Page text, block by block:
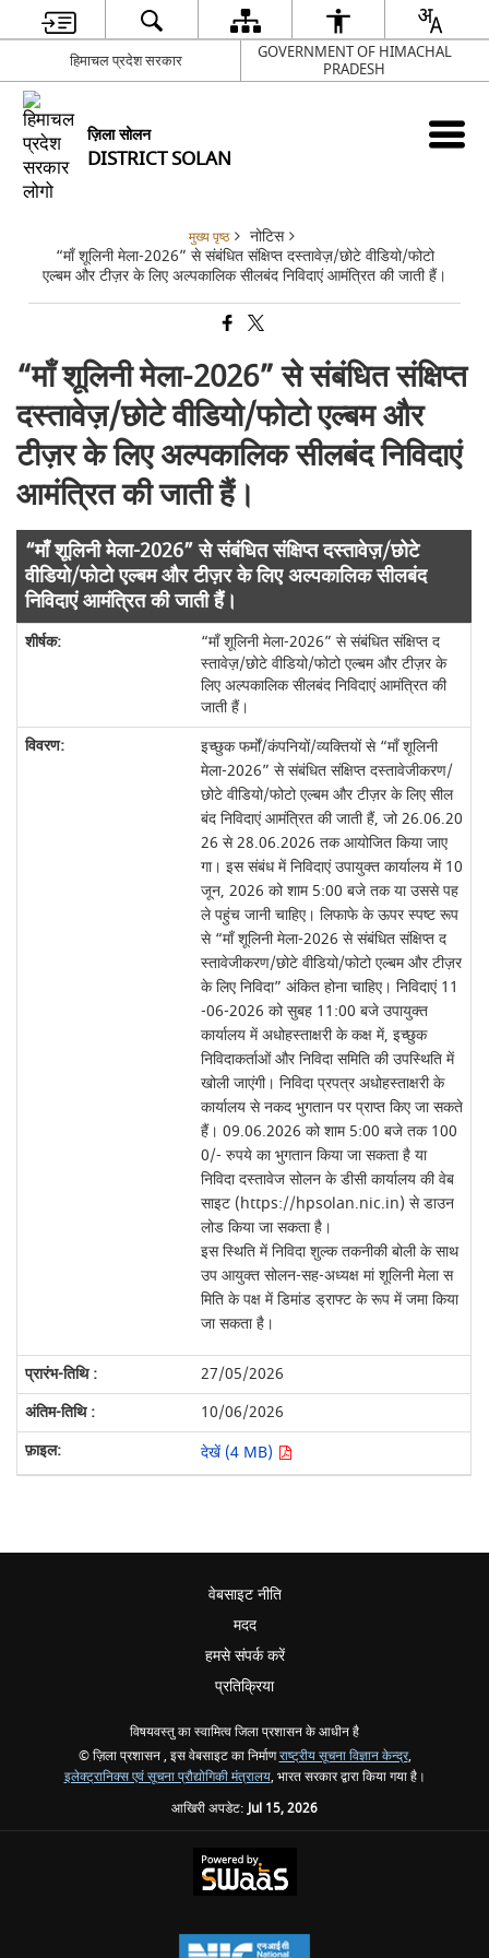
हिमाचल प्रदेश सरकार
GOVERNMENT OF HIMACHAL
PRADESH
ज़िला सोलन
DISTRICT SOLAN
मुख्य पृष्ठ
नोटिस
“माँ शूलिनी मेला-2026” से संबंधित संक्षिप्त दस्तावेज़/छोटे वीडियो/फोटो
एल्बम और टीज़र के लिए अल्पकालिक सीलबंद निविदाएं आमंत्रित की जाती हैं।
“माँ शूलिनी मेला-2026” से संबंधित संक्षिप्त
दस्तावेज़/छोटे वीडियो/फोटो एल्बम और
टीज़र के लिए अल्पकालिक सीलबंद निविदाएं
आमंत्रित की जाती हैं।
“माँ शूलिनी मेला-2026” से संबंधित संक्षिप्त दस्तावेज़/छोटे
वीडियो/फोटो एल्बम और टीज़र के लिए अल्पकालिक सीलबंद
निविदाएं आमंत्रित की जाती हैं।
“माँ शूलिनी मेला-2026” से संबंधित संक्षिप्त द
स्तावेज़/छोटे वीडियो/फोटो एल्बम और टीज़र के
लिए अल्पकालिक सीलबंद निविदाएं आमंत्रित की
जाती हैं।
इच्छुक फर्मों/कंपनियों/व्यक्तियों से “माँ शूलिनी
मेला-2026” से संबंधित संक्षिप्त दस्तावेजीकरण/
छोटे वीडियो/फोटो एल्बम और टीज़र के लिए सील
बंद निविदाएं आमंत्रित की जाती हैं, जो 26.06.20
26 से 28.06.2026 तक आयोजित किया जाए
गा। इस संबंध में निविदाएं उपायुक्त कार्यालय में 10
जून, 2026 को शाम 5:00 बजे तक या उससे पह
ले पहुंच जानी चाहिए। लिफाफे के ऊपर स्पष्ट रूप
से “माँ शूलिनी मेला-2026 से संबंधित संक्षिप्त द
स्तावेजीकरण/छोटे वीडियो/फोटो एल्बम और टीज़र
के लिए निविदा” अंकित होना चाहिए। निविदाएं 11
-06-2026 को सुबह 11:00 बजे उपायुक्त
कार्यालय में अधोहस्ताक्षरी के कक्ष में, इच्छुक
निविदाकर्ताओं और निविदा समिति की उपस्थिति में
खोली जाएंगी। निविदा प्रपत्र अधोहस्ताक्षरी के
कार्यालय से नकद भुगतान पर प्राप्त किए जा सकते
हैं। 09.06.2026 को शाम 5:00 बजे तक 100
0/- रुपये का भुगतान किया जा सकता है या
निविदा दस्तावेज सोलन के डीसी कार्यालय की वेब
साइट (https://hpsolan.nic.in) से डाउन
लोड किया जा सकता है।
इस स्थिति में निविदा शुल्क तकनीकी बोली के साथ
उप आयुक्त सोलन-सह-अध्यक्ष मां शूलिनी मेला स
मिति के पक्ष में डिमांड ड्राफ्ट के रूप में जमा किया
जा सकता है।
27/05/2026
10/06/2026
देखें (4 MB)
वेबसाइट नीति
मदद
हमसे संपर्क करें
प्रतिक्रिया
विषयवस्तु का स्वामित्व जिला प्रशासन के आधीन है
© ज़िला प्रशासन , इस वेबसाइट का निर्माणराष्ट्रीय सूचना विज्ञान केन्द्र,
इलेक्ट्रानिक्स एवं सूचना प्रौद्योगिकी मंत्रालय, भारत सरकार द्वारा किया गया है।
आखिरी अपडेट:Jul 15, 2026